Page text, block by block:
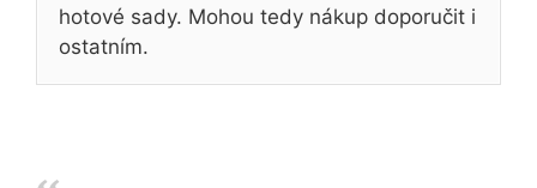
hotové sady. Mohou tedy nákup doporučit i
ostatním.